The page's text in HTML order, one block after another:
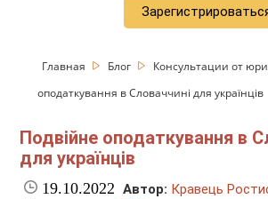
Главная Блог Консультации от
оподаткування в Словаччині для українців
Подвійне оподаткування в
для українців
19.10.2022 Автор: Кравець